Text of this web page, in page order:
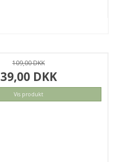
109,00 DKK
39,00 DKK
Vis produkt